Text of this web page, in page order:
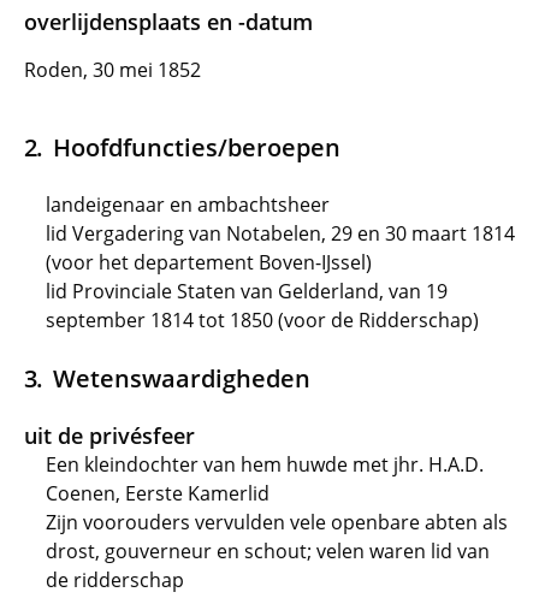
overlijdensplaats en -datum
Roden, 30 mei 1852
Hoofdfuncties/beroepen
landeigenaar en ambachtsheer
lid Vergadering van Notabelen, 29 en 30 maart 1814
(voor het departement Boven-IJssel)
lid Provinciale Staten van Gelderland, van 19
september 1814 tot 1850 (voor de Ridderschap)
Wetenswaardigheden
uit de privésfeer
Een kleindochter van hem huwde met jhr. H.A.D.
Coenen, Eerste Kamerlid
Zijn voorouders vervulden vele openbare abten als
drost, gouverneur en schout; velen waren lid van
de ridderschap